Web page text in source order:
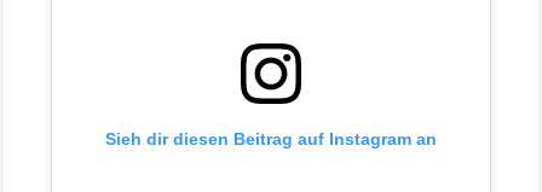
Sieh dir diesen Beitrag auf Instagram an